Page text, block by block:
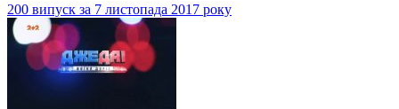
200 випуск за 7 листопада 2017 року